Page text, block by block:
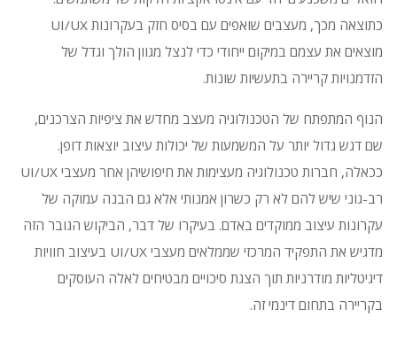
כתוצאה מכך, מעצבים שואפים עם בסיס חזק בעקרונות UI/UX
מוצאים את עצמם במיקום ייחודי כדי לנצל מגוון הולך וגדל של
הזדמנויות קריירה בתעשיות שונות.
הנוף המתפתח של הטכנולוגיה מעצב מחדש את ציפיות הצרכנים,
שם דגש גדול יותר על המשמעות של יכולות עיצוב יוצאות דופן.
ככאלה, חברות טכנולוגיה מעצימות את חיפושיהן אחר מעצבי UI/UX
רב-גוני שיש להם לא רק כשרון אמנותי אלא גם הבנה עמוקה של
עקרונות עיצוב ממוקדים באדם. בעיקרו של דבר, הביקוש הגובר הזה
מדגיש את התפקיד המרכזי שממלאים מעצבי UI/UX בעיצוב חוויות
דיגיטליות מודרניות תוך הצגת סיכויים מבטיחים לאלה העוסקים
בקריירה בתחום דינמי זה.